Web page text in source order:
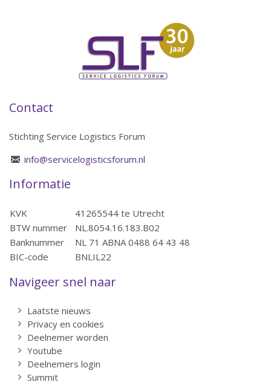
Contact
Stichting Service Logistics Forum
info@servicelogisticsforum.nl
Informatie
KVK
41265544 te Utrecht
BTW nummer
NL.8054.16.183.B02
Banknummer
NL 71 ABNA 0488 64 43 48
BIC-code
BNLIL22
Navigeer snel naar
Laatste nieuws
Privacy en cookies
Deelnemer worden
Youtube
Deelnemers login
Summit